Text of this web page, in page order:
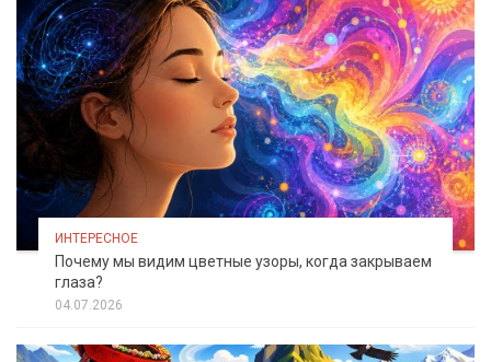
ИНТЕРЕСНОЕ
Почему мы видим цветные узоры, когда закрываем
глаза?
04.07.2026